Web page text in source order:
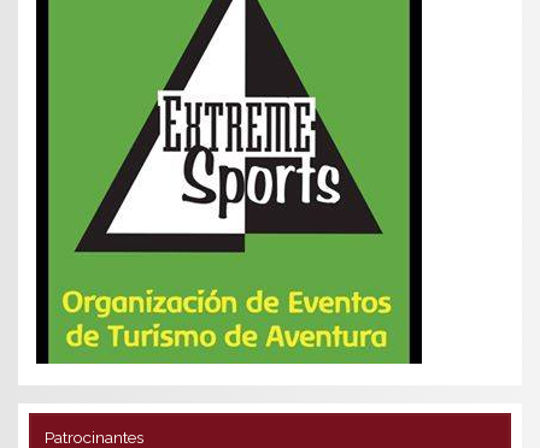
Patrocinantes